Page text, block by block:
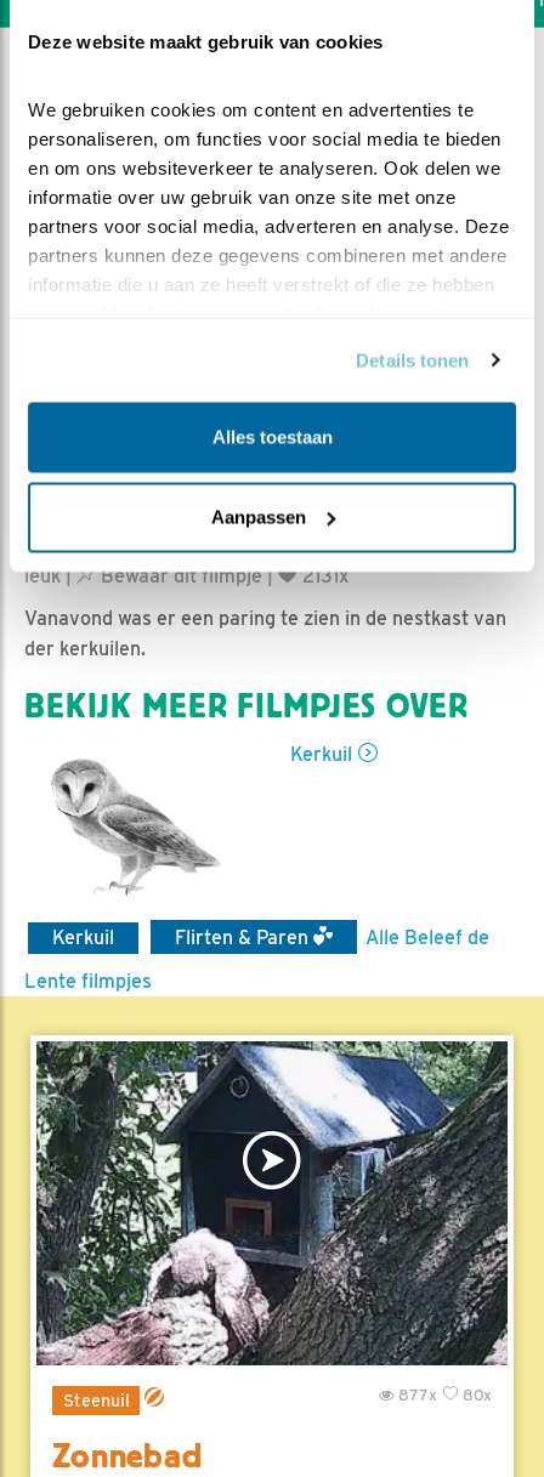
Deze website maakt gebruik van cookies
We gebruiken cookies om content en advertenties te
personaliseren, om functies voor social media te bieden
en om ons websiteverkeer te analyseren. Ook delen we
informatie over uw gebruik van onze site met onze
partners voor social media, adverteren en analyse. Deze
partners kunnen deze gegevens combineren met andere
informatie die u aan ze heeft verstrekt of die ze hebben
Details tonen
Alles toestaan
Aanpassen
Paring
Noortje | Geplaatst op 9 maart 2017, 20:34 |
Vind ik
leuk| Bewaar dit filmpje|
2131x
Vanavond was er een paring te zien in de nestkast van
der kerkuilen.
BEKIJK MEER FILMPJES OVER
Kerkuil
Kerkuil Flirten & Paren
Alle Beleef de
Lente filmpjes
Steenuil 80x
877x
Zonnebad